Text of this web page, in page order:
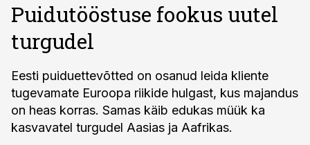
Puidutööstuse fookus uutel
turgudel
Eesti puiduettevõtted on osanud leida kliente
tugevamate Euroopa riikide hulgast, kus majandus
on heas korras. Samas käib edukas müük ka
kasvavatel turgudel Aasias ja Aafrikas.